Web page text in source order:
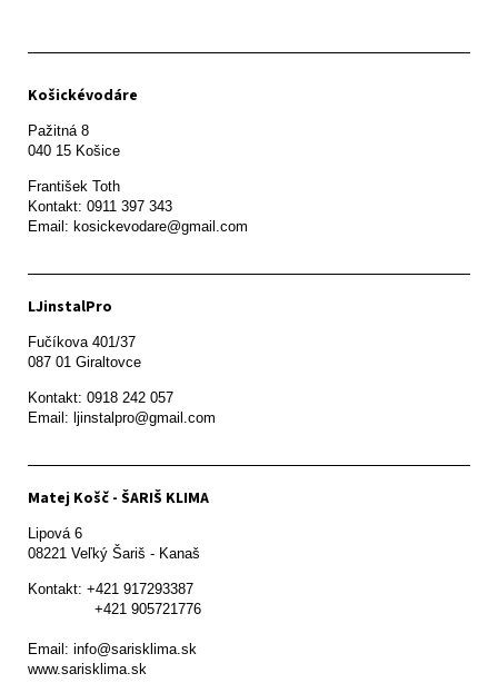
Košickévodáre
Pažitná 8
František Toth
Kontakt: 0911 397 343
Email: kosickevodare@gmail.com
LJinstalPro
Fučíkova 401/37
087 01 Giraltovce
Kontakt: 0918 242 057
Email: ljinstalpro@gmail.com
Matej Košč - ŠARIŠ KLIMA
Lipová 6
08221 Veľký Šariš - Kanaš
Kontakt: +421 917293387
Email: info@sarisklima.sk
www.sarisklima.sk